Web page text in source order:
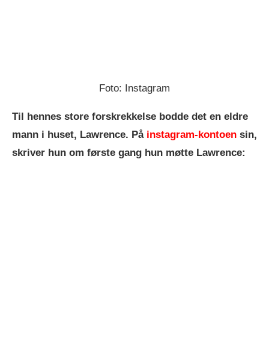
Foto: Instagram
Til hennes store forskrekkelse bodde det en eldre
mann i huset, Lawrence. På instagram-kontoen sin,
skriver hun om første gang hun møtte Lawrence: